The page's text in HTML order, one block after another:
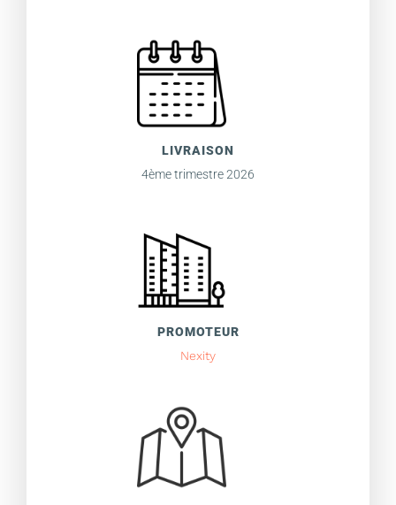
LIVRAISON
4ème trimestre 2026
PROMOTEUR
Nexity